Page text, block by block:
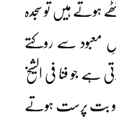
ہوتے ہیں تو سجدہ
معبود سے روکتے
ہے جو فنا فی الشیخ
و بت پرست ہوتے